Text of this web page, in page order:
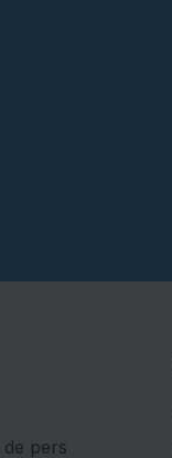
pers